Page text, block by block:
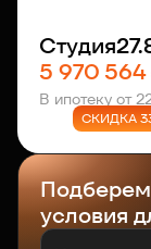
Студия
5 970 564
В ипотеку от
СКИДКА
условия